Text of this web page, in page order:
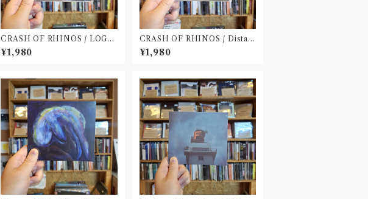
CRASH OF RHINOS / LOGB
OOK(CD)
¥1,980
CRASH OF RHINOS / Distal
(CD)
¥1,980